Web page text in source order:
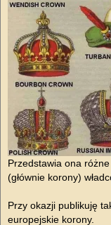
Przedstawia ona
(głównie korony)
Przy okazji publikuję
europejskie korony.